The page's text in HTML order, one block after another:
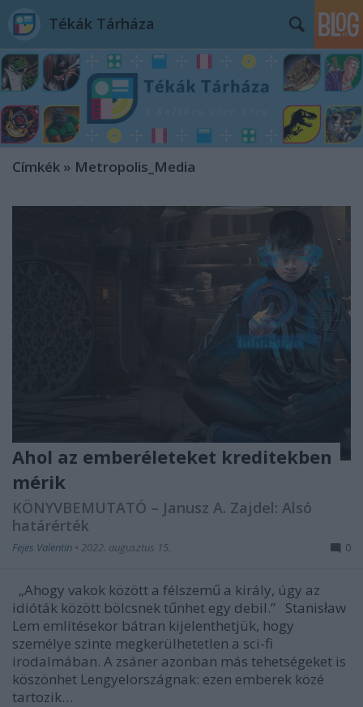
Tékák Tárháza
Címkék » Metropolis_Media
Ahol az emberéleteket kreditekben
mérik
KÖNYVBEMUTATÓ – Janusz A. Zajdel: Alsó
határérték
Fejes Valentin • 2022. augusztus 15. 0
„Ahogy vakok között a félszemű a király, úgy az
idióták között bölcsnek tűnhet egy debil.” Stanisław
Lem említésekor bátran kijelenthetjük, hogy
személye szinte megkerülhetetlen a sci-fi
irodalmában. A zsáner azonban más tehetségeket is
köszönhet Lengyelországnak: ezen emberek közé
tartozik…